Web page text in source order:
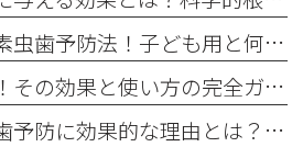
大人のためのフッ素虫歯予防法！子ども用と何が違う？
フッ素で虫歯予防！その効果と使い方の完全ガイド
キシリトールが虫歯予防に効果的な理由とは？科学的な根拠を徹底解説！